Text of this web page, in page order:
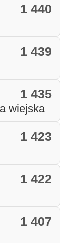
1 440
1 439
wiejska
1 435
1 423
1 422
1 407